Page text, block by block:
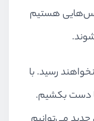
هستیم
رسید. با
دست بکشیم.